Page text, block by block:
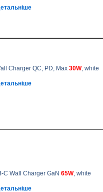
Charger QC, PD, Max 30W, white
Wall Charger GaN 65W, white